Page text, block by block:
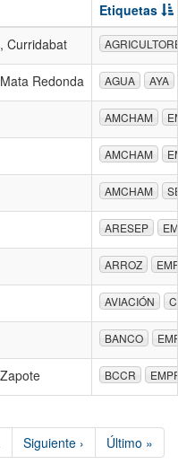
Etiquetas
Curridabat
Redonda AGUA AYA
AMCHAM
AMCHAM
AMCHAM
ARESEP
ARROZ
AVIACIÓN
BANCO
BCCR
Siguiente › Último »